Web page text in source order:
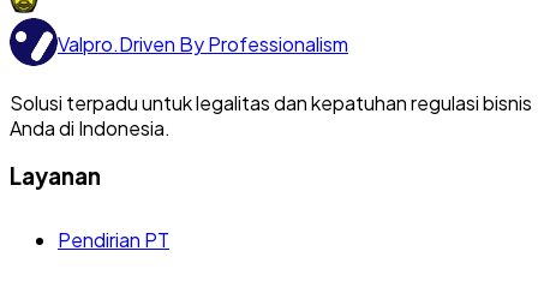
Valpro.Driven By Professionalism
Solusi terpadu untuk legalitas dan kepatuhan regulasi bisnis
Anda di Indonesia.
Layanan
Pendirian PT